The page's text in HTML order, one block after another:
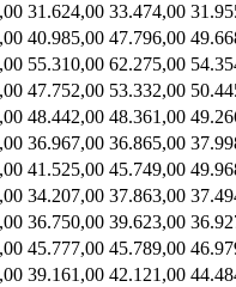
31.624,00 33.474,00
40.985,00 47.796,00
55.310,00 62.275,00
47.752,00 53.332,00
48.442,00 48.361,00
36.967,00 36.865,00
41.525,00 45.749,00
34.207,00 37.863,00
36.750,00 39.623,00
45.777,00 45.789,00
39.161,00 42.121,00